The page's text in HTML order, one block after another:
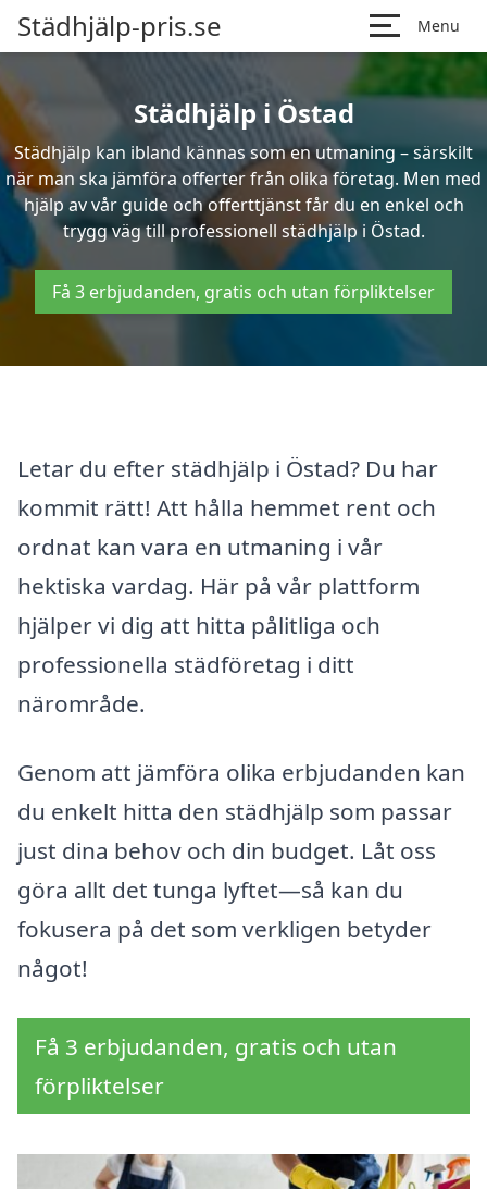
Städhjälp-pris.se Menu
Städhjälp i Östad
Städhjälp kan ibland kännas som en utmaning – särskilt
när man ska jämföra offerter från olika företag. Men med
hjälp av vår guide och offerttjänst får du en enkel och
trygg väg till professionell städhjälp i Östad.
Få 3 erbjudanden, gratis och utan förpliktelser
Letar du efter städhjälp i Östad? Du har
kommit rätt! Att hålla hemmet rent och
ordnat kan vara en utmaning i vår
hektiska vardag. Här på vår plattform
hjälper vi dig att hitta pålitliga och
professionella städföretag i ditt
närområde.
Genom att jämföra olika erbjudanden kan
du enkelt hitta den städhjälp som passar
just dina behov och din budget. Låt oss
göra allt det tunga lyftet—så kan du
fokusera på det som verkligen betyder
något!
Få 3 erbjudanden, gratis och utan
förpliktelser